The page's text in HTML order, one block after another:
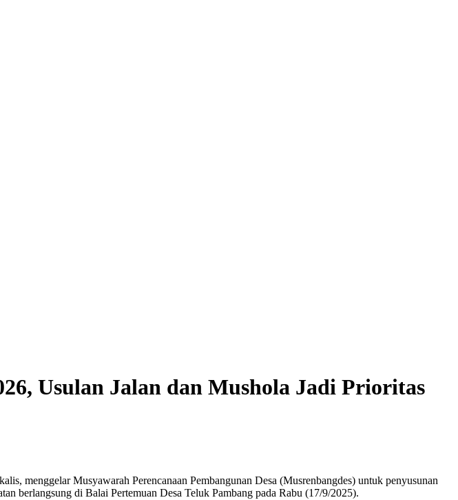
Usulan Jalan dan Mushola Jadi Prioritas
menggelar Musyawarah Perencanaan Pembangunan Desa (Musrenbangdes) untuk penyusunan
berlangsung di Balai Pertemuan Desa Teluk Pambang pada Rabu (17/9/2025).